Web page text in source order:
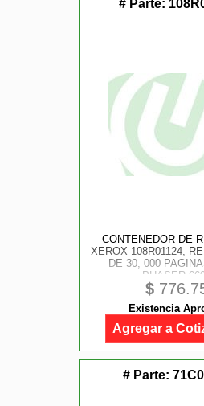
# Parte:
CONTENEDOR DE
XEROX 108R01124,
DE 30, 000
PHASER
$
Existencia
Agregar a
# Parte: